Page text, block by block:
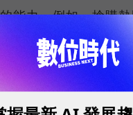
能力。例如，搶購
商品、超商結帳掃
會議，都需要網路
作。